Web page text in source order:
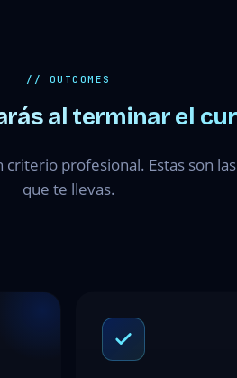
// OUTCOMES
al terminar el
criterio profesional. Estas son
que te llevas.